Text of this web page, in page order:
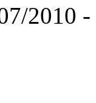
2010